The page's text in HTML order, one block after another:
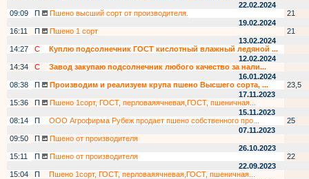
22.02.2024
09:09
П Пшено высший сорт от производителя.
21
19.02.2024
16:11
П Пшено 1 сорт
21
13.02.2024
14:27
С
Куплю подсолнечник ГОСТ кислотный влажный ледяной ...
12.02.2024
14:34
С
Завод закупаю подсолнечник любого качество за нали...
16.01.2024
08:38
П Производим и реализуем крупа пшено Высшего сорта, ...
23,5
17.11.2023
15:36
П
Пшено 1сорт, ГОСТ, перловаяячневая,ГОСТ, пшеничная...
15.11.2023
08:14
П ООО Агрофирма Рубеж продает пшено собственного про...
25
07.11.2023
09:50
П
Пшено от производителя
26.10.2023
15:11
П Пшено от производителя
22
22.09.2023
15:04
П
Пшено 1сорт, ГОСТ, перловаяячневая,ГОСТ, пшеничная...